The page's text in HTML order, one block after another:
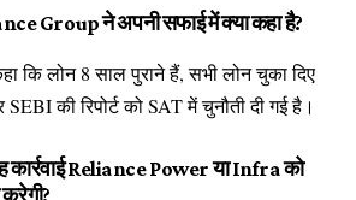
Group ने अपनी सफाई में क्या कहा है?
कि लोन 8 साल पुराने हैं, सभी लोन चुका दिए
की रिपोर्ट को SAT में चुनौती दी गई है।
कार्रवाई Reliance Power या Infra को